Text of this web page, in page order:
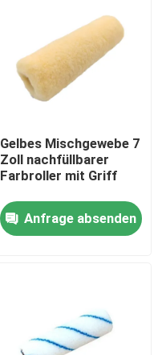
Gelbes Mischgewebe 7
Zoll nachfüllbarer
Farbroller mit Griff
Anfrage absenden